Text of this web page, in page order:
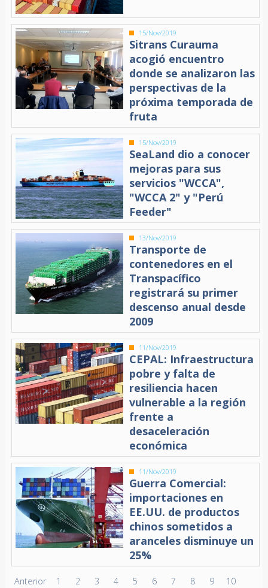
15/Nov/2019
Sitrans Curauma
acogió encuentro
donde se analizaron las
perspectivas de la
próxima temporada de
fruta
15/Nov/2019
SeaLand dio a conocer
mejoras para sus
servicios "WCCA",
"WCCA 2" y "Perú
Feeder"
13/Nov/2019
Transporte de
contenedores en el
Transpacífico
registrará su primer
descenso anual desde
2009
11/Nov/2019
CEPAL: Infraestructura
pobre y falta de
resiliencia hacen
vulnerable a la región
frente a
desaceleración
económica
11/Nov/2019
Guerra Comercial:
importaciones en
EE.UU. de productos
chinos sometidos a
aranceles disminuye un
25%
Anterior 1 2 3 4 5 6 7 8 9 10